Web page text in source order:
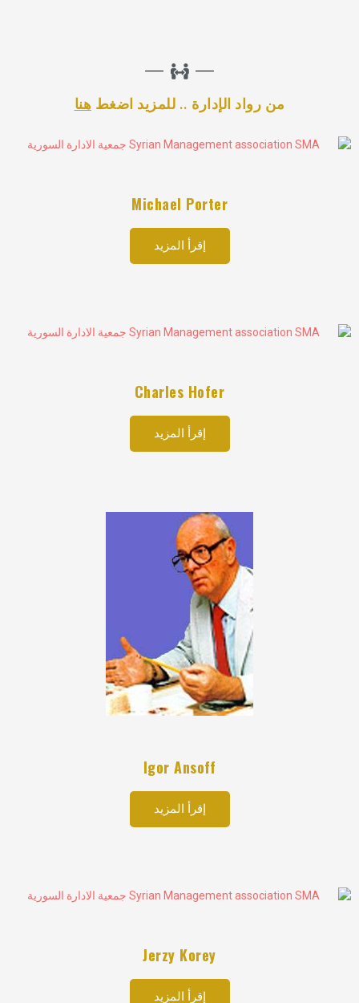
من رواد الإدارة .. للمزيد اضغط هنا
Michael Porter
إقرأ المزيد
Charles Hofer
إقرأ المزيد
Igor Ansoff
إقرأ المزيد
Jerzy Korey
إقرأ المزيد